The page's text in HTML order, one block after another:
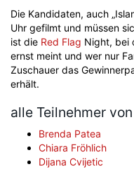
Die Kandidaten, auch
Uhr gefilmt und müssen
ist die Red Flag Night, bei
ernst meint und wer nur
Zuschauer das
erhält.
alle Teilnehmer
Brenda Patea
Chiara Fröhlich
Dijana Cvijetic